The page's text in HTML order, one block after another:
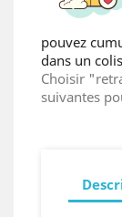
pouvez
dans un
Choisir
suivantes
Create